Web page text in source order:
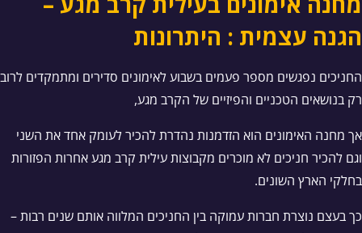
הגנה עצמית : היתרונות
החניכים נפגשים מספר פעמים בשבוע לאימונים סדירים ומתמקדים לרוב
רק בנושאים הטכניים והפיזיים של הקרב מגע,
אך מחנה האימונים הוא הזדמנות נהדרת להכיר לעומק אחד את השני
וגם להכיר חניכים לא מוכרים מקבוצות עילית קרב מגע אחרות הפזורות
בחלקי הארץ השונים.
כך בעצם נוצרת חברות עמוקה בין החניכים המלווה אותם שנים רבות –